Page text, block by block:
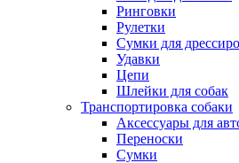
Ринговки
Рулетки
Сумки для
Удавки
Цепи
Шлейки для собак
Транспортировка собаки
Аксессуары для
Переноски
Сумки